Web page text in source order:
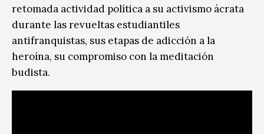
retomada actividad política a su activismo ácrata
durante las revueltas estudiantiles
antifranquistas, sus etapas de adicción a la
heroína, su compromiso con la meditación
budista.